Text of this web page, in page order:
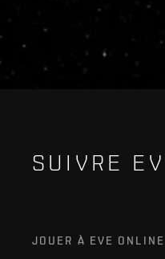
SUIVRE
JOUER À EVE ONLINE